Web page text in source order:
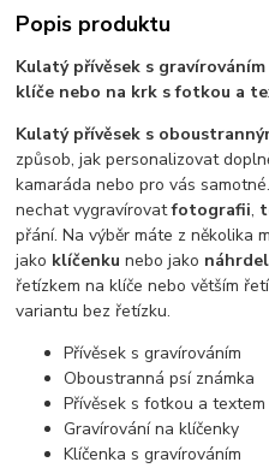
Popis produktu
Kulatý přívěsek s
klíče nebo na krk s fotkou a
Kulatý přívěsek s
způsob, jak personalizovat
kamaráda nebo pro vás
nechat vygravírovatfotografii,
přání. Na výběr máte z několika
jako klíčenku nebo jako
řetízkem na klíče nebo větším
variantu bez řetízku.
Přívěsek s gravírováním
Oboustranná psí známka
Přívěsek s fotkou a textem
Gravírování na klíčenky
Klíčenka s gravírováním